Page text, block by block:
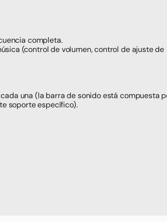
completa.
(control de volumen, control de ajuste de
soporte específico).